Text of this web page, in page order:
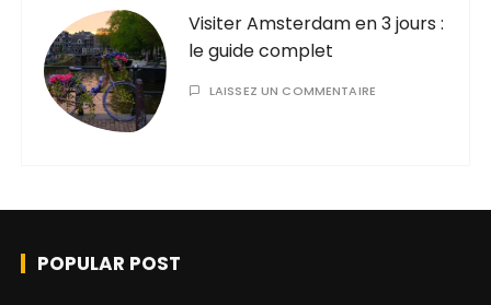
Visiter Amsterdam en 3 jours :
le guide complet
LAISSEZ UN COMMENTAIRE
POPULAR POST